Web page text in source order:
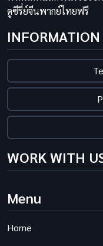
ดูซีรี่ย์จีนพากย์ไทยฟรี
INFORMATION
WORK WITH
Menu
Home